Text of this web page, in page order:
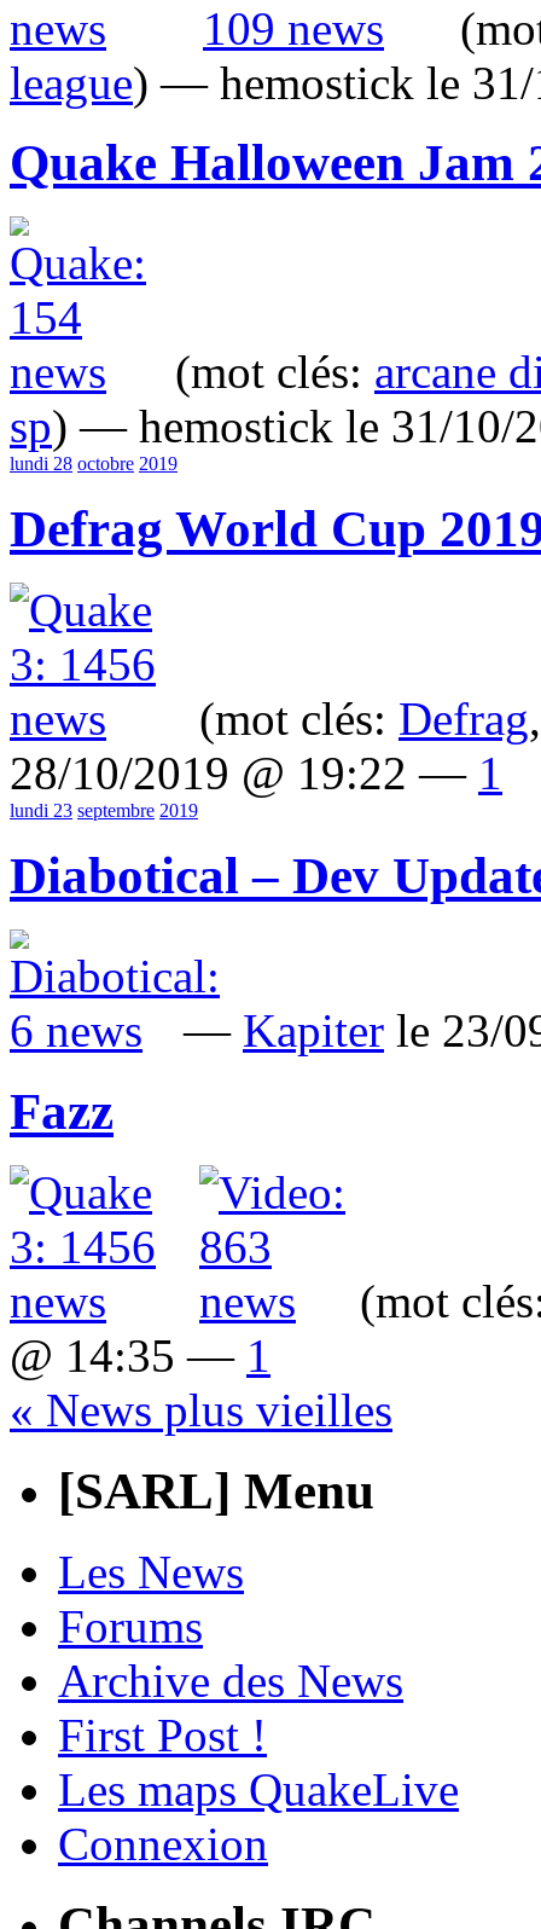
league) — hemostick le
Quake Halloween Jam
(mot clés: arcane
sp) — hemostick le 31/
lundi 28 octobre 2019
Defrag World Cup
(mot clés: Defrag
28/10/2019 @ 19:22 — 1
lundi 23 septembre 2019
Diabotical – Dev
— Kapiter le 23/
Fazz
(mot
@ 14:35 — 1
« News plus vieilles
[SARL] Menu
Les News
Forums
Archive des News
First Post !
Les maps QuakeLive
Connexion